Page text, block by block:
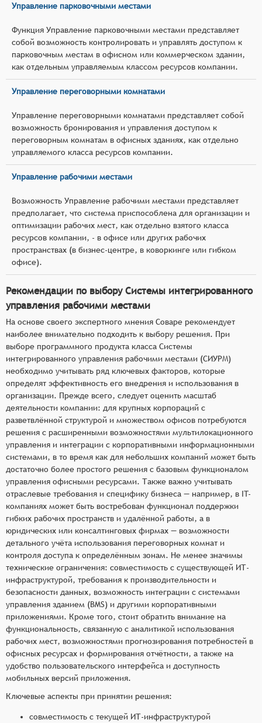
Управление парковочными местами
Функция Управление парковочными местами представляет
собой возможность контролировать и управлять доступом к
парковочным местам в офисном или коммерческом здании,
как отдельным управляемым классом ресурсов компании.
Управление переговорными комнатами
Управление переговорными комнатами представляет собой
возможность бронирования и управления доступом к
переговорным комнатам в офисных зданиях, как отдельно
управляемого класса ресурсов компании.
Управление рабочими местами
Возможность Управление рабочими местами представляет
предполагает, что система приспособлена для организации и
оптимизации рабочих мест, как отдельно взятого класса
ресурсов компании, - в офисе или других рабочих
пространствах (в бизнес-центре, в коворкинге или гибком
офисе).
Рекомендации по выбору Системы интегрированного
управления рабочими местами
На основе своего экспертного мнения Соваре рекомендует
наиболее внимательно подходить к выбору решения. При
выборе программного продукта класса Системы
интегрированного управления рабочими местами (СИУРМ)
необходимо учитывать ряд ключевых факторов, которые
определят эффективность его внедрения и использования в
организации. Прежде всего, следует оценить масштаб
деятельности компании: для крупных корпораций с
разветвлённой структурой и множеством офисов потребуются
решения с расширенными возможностями мультилокационного
управления и интеграции с корпоративными информационными
системами, в то время как для небольших компаний может быть
достаточно более простого решения с базовым функционалом
управления офисными ресурсами. Также важно учитывать
отраслевые требования и специфику бизнеса — например, в IT-
компаниях может быть востребован функционал поддержки
гибких рабочих пространств и удалённой работы, а в
юридических или консалтинговых фирмах — возможности
детального учёта использования переговорных комнат и
контроля доступа к определённым зонам. Не менее значимы
технические ограничения: совместимость с существующей ИТ-
инфраструктурой, требования к производительности и
безопасности данных, возможность интеграции с системами
управления зданием (BMS) и другими корпоративными
приложениями. Кроме того, стоит обратить внимание на
функциональность, связанную с аналитикой использования
рабочих мест, возможностями прогнозирования потребностей в
офисных ресурсах и формирования отчётности, а также на
удобство пользовательского интерфейса и доступность
мобильных версий приложения.
Ключевые аспекты при принятии решения:
совместимость с текущей ИТ-инфраструктурой